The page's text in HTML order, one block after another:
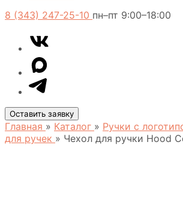
8 (343) 247-25-10 пн–пт 9:00–18:00
VK
Telegram
MAX
Оставить заявку
Главная » Каталог » Ручки с
для ручек » Чехол для ручки Hood